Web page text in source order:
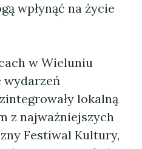
wpłynąć na życie
w Wieluniu
wydarzeń
lokalną
z najważniejszych
Festiwal Kultury,